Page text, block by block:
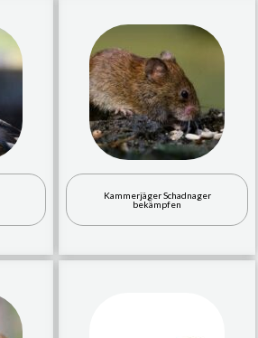
Kammerjäger Schadnager
bekämpfen